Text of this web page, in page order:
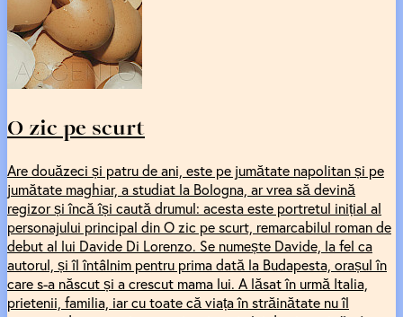
O zic pe scurt
Are douăzeci și patru de ani, este pe jumătate napolitan și pe
jumătate maghiar, a studiat la Bologna, ar vrea să devină
regizor și încă își caută drumul: acesta este portretul inițial al
personajului principal din O zic pe scurt, remarcabilul roman de
debut al lui Davide Di Lorenzo. Se numește Davide, la fel ca
autorul, și îl întâlnim pentru prima dată la Budapesta, orașul în
care s-a născut și a crescut mama lui. A lăsat în urmă Italia,
prietenii, familia, iar cu toate că viața în străinătate nu îl